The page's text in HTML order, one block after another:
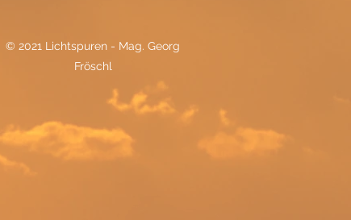
© 2021 Lichtspuren - Mag. Georg
Fröschl